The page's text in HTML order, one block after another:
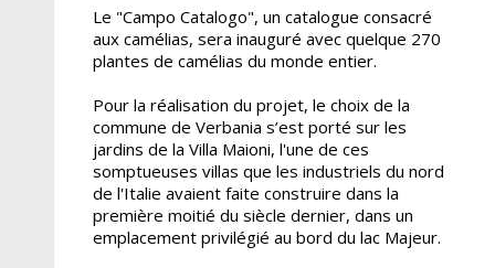
Le "Campo Catalogo", un catalogue consacré
aux camélias, sera inauguré avec quelque 270
plantes de camélias du monde entier.
Pour la réalisation du projet, le choix de la
commune de Verbania s’est porté sur les
jardins de la Villa Maioni, l'une de ces
somptueuses villas que les industriels du nord
de l'Italie avaient faite construire dans la
première moitié du siècle dernier, dans un
emplacement privilégié au bord du lac Majeur.